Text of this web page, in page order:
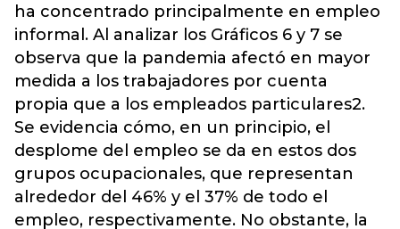
ha concentrado principalmente en empleo
informal. Al analizar los Gráficos 6 y 7 se
observa que la pandemia afectó en mayor
medida a los trabajadores por cuenta
propia que a los empleados particulares2.
Se evidencia cómo, en un principio, el
desplome del empleo se da en estos dos
grupos ocupacionales, que representan
alrededor del 46% y el 37% de todo el
empleo, respectivamente. No obstante, la